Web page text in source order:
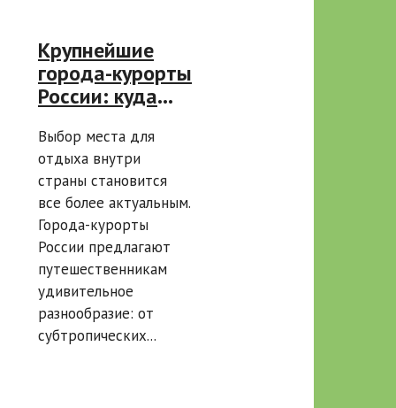
Крупнейшие
города-курорты
России: куда
посмотреть:
руководство по
отдыху
Выбор места для
отдыха внутри
страны становится
все более актуальным.
Города-курорты
России предлагают
путешественникам
удивительное
разнообразие: от
субтропических...